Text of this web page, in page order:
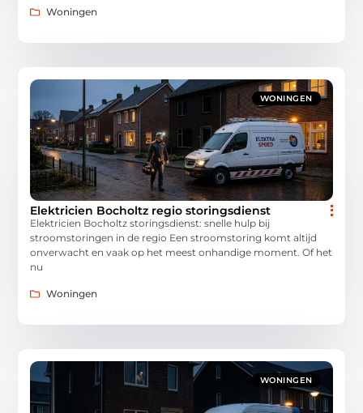
Woningen
WONINGEN
Elektricien Bocholtz regio storingsdienst
Elektricien Bocholtz storingsdienst: snelle hulp bij
stroomstoringen in de regio Een stroomstoring komt altijd
onverwacht en vaak op het meest onhandige moment. Of het
nu
Woningen
WONINGEN